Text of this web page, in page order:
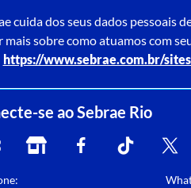
cuida dos seus dados pessoais
mais sobre como atuamos com
https://www.sebrae.com.br/
se ao Sebrae Rio